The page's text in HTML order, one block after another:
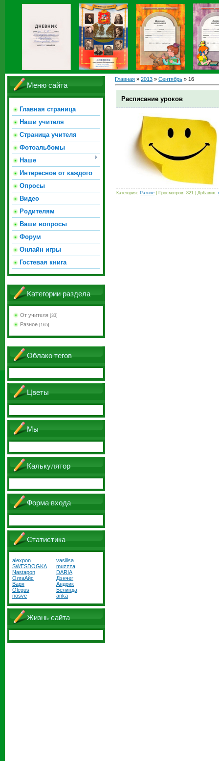
Меню сайта
Главная страница
Наши учителя
Страница учителя
Фотоальбомы
Наше
Интересное от каждого
Опросы
Видео
Родителям
Ваши вопросы
Форум
Онлайн игры
Гостевая книга
Категории раздела
От учителя [33]
Разное [165]
Облако тегов
Цветы
Мы
Калькулятор
Форма входа
Статистика
alexpon
vasilisa
SWESDOGKA
muzzza
Nastapon
DARIA
ОлгаАйс
Дэнчег
Варя
Андрик
Olegus
Белинда
nosve
anka
Жизнь сайта
Главная » 2013 » Сентябрь » 16
Расписание уроков
Категория: Разное | Просмотров: 821 | Добавил: